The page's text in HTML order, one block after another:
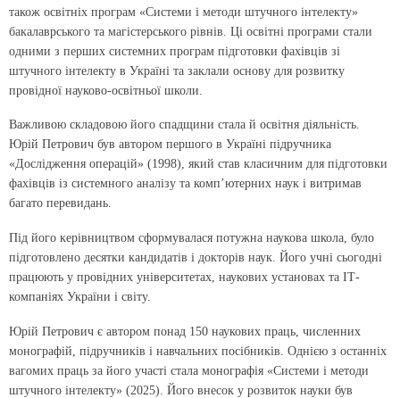
також освітніх програм «Системи і методи штучного інтелекту»
бакалаврського та магістерського рівнів. Ці освітні програми стали
одними з перших системних програм підготовки фахівців зі
штучного інтелекту в Україні та заклали основу для розвитку
провідної науково-освітньої школи.
Важливою складовою його спадщини стала й освітня діяльність.
Юрій Петрович був автором першого в Україні підручника
«Дослідження операцій» (1998), який став класичним для підготовки
фахівців із системного аналізу та комп’ютерних наук і витримав
багато перевидань.
Під його керівництвом сформувалася потужна наукова школа, було
підготовлено десятки кандидатів і докторів наук. Його учні сьогодні
працюють у провідних університетах, наукових установах та ІТ-
компаніях України і світу.
Юрій Петрович є автором понад 150 наукових праць, численних
монографій, підручників і навчальних посібників. Однією з останніх
вагомих праць за його участі стала монографія «Системи і методи
штучного інтелекту» (2025). Його внесок у розвиток науки був